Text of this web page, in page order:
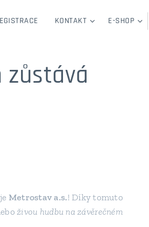
KONTAKT E-SHOP
Metrostav a.s.! Díky tomuto
živou hudbu na závěrečném